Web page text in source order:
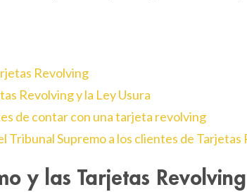
Revolving
Revolving y la Ley Usura
de contar con una tarjeta revolving
Tribunal Supremo a los clientes de Tarjetas
y las Tarjetas Revolving